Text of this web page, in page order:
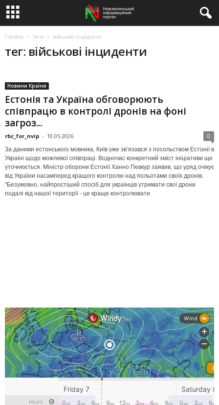
Головна Теги військові інциденти
тег: військові інциденти
Новини Країни
Естонія та Україна обговорюють
співпрацю в контролі дронів на фоні
загроз...
rbc_for_nvip - 10.05.2026 0
За даними естонського мовника, Київ уже зв’язався з посольством Естонії в
Україні щодо можливої співпраці. Водночас конкретний зміст ініціативи ще
уточнюється. Міністр оборони Естонії Ханно Певкур заявив, що уряд очікує
від України насамперед кращого контролю над польотами своїх дронів.
"Безумовно, найпростіший спосіб для українців утримати свої дрони
подалі від нашої території - це краще контролювати